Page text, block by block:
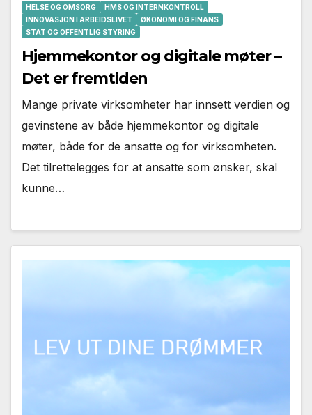
HELSE OG OMSORG
HMS OG INTERNKONTROLL
INNOVASJON I ARBEIDSLIVET
ØKONOMI OG FINANS
STAT OG OFFENTLIG STYRING
Hjemmekontor og digitale møter –
Det er fremtiden
Mange private virksomheter har innsett verdien og
gevinstene av både hjemmekontor og digitale
møter, både for de ansatte og for virksomheten.
Det tilrettelegges for at ansatte som ønsker, skal
kunne…